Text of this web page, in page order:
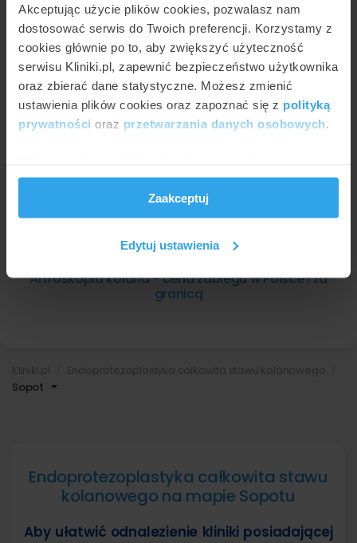
Akceptując użycie plików cookies, pozwalasz nam
dostosować serwis do Twoich preferencji. Korzystamy z
cookies głównie po to, aby zwiększyć użyteczność
serwisu Kliniki.pl, zapewnić bezpieczeństwo użytkownika
oraz zbierać dane statystyczne. Możesz zmienić
ustawienia plików cookies oraz zapoznać się z polityką
prywatności oraz przetwarzania danych osobowych
i reklam, aby oferować funkcje społecznościowe i
analizować ruch w naszej witrynie. Informacje o tym, jak
korzystasz z naszej witryny, udostępniamy partnerom
społecznościowym, reklamowym i analitycznym.
otrzymanymi od Ciebie lub uzyskanymi podczas
Zaakceptuj
Edytuj ustawienia
Sopot
Implanty stosowane w endoprotezoplastyce
stawu kolanowego
Artroskopia kolana - cena zabiegu w Polsce i za
granicą
Endoprotezoplastyka całkowita stawu
kolanowego na mapie Sopotu
Aby ułatwić odnalezienie kliniki posiadającej